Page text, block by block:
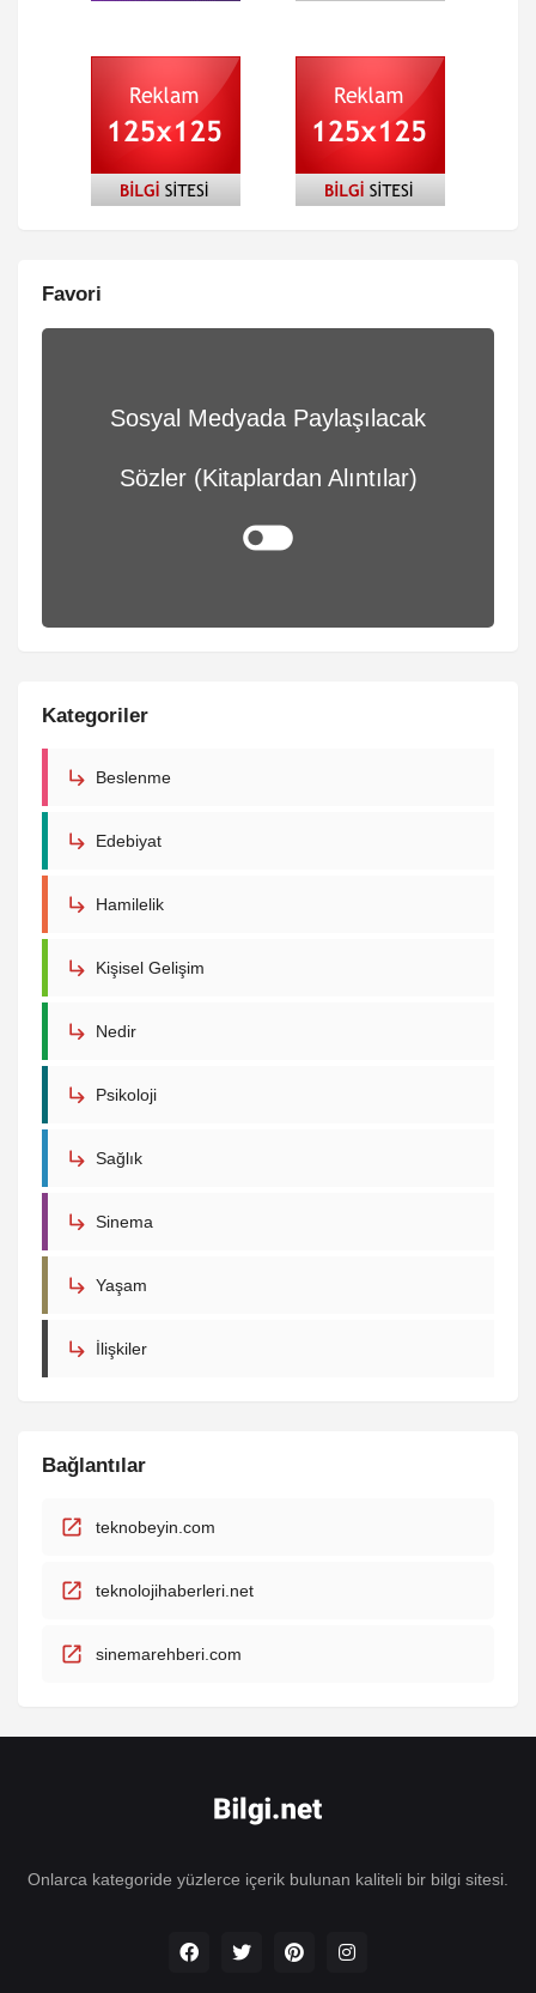
Favori
Sosyal Medyada Paylaşılacak
Sözler (Kitaplardan Alıntılar)
Kategoriler
Beslenme
Edebiyat
Hamilelik
Kişisel Gelişim
Nedir
Psikoloji
Sağlık
Sinema
Yaşam
İlişkiler
Bağlantılar
teknobeyin.com
teknolojihaberleri.net
sinemarehberi.com
Onlarca kategoride yüzlerce içerik bulunan kaliteli bir bilgi sitesi.